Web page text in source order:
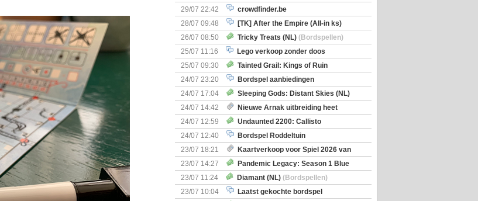
29/07 22:42
crowdfinder.be
28/07 09:48
[TK] After the Empire (All-in ks)
26/07 08:50
Tricky Treats (NL) (Bordspellen)
25/07 11:16
Lego verkoop zonder doos
25/07 09:30
Tainted Grail: Kings of Ruin
Uitbreiding: Wyrd Encounters(Bordspellen)
24/07 23:20
Bordspel aanbiedingen
24/07 17:04
Sleeping Gods: Distant Skies (NL)
(Bordspellen)
24/07 14:42
Nieuwe Arnak uitbreiding heet
Surprise Shipments
24/07 12:59
Undaunted 2200: Callisto
(Bordspellen)
24/07 12:40
Bordspel Roddeltuin
23/07 18:21
Kaartverkoop voor Spiel 2026 van
start
23/07 14:27
Pandemic Legacy: Season 1 Blue
(Bordspellen)
23/07 11:24 Diamant (NL) (Bordspellen)
23/07 10:04
Laatst gekochte bordspel